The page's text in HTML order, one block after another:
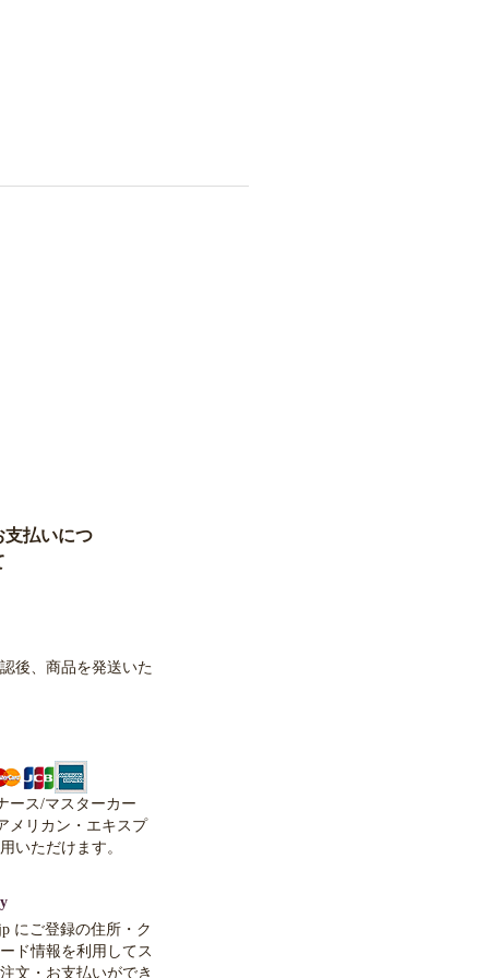
後、商品を発送いた
ース/マスターカー
メリカン・エキスプ
いただけます。
にご登録の住所・ク
ド情報を利用してス
文・お支払いができ